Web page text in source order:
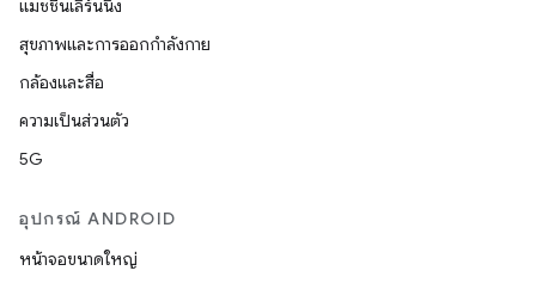
แมชชีนเลิร์นนิง
สุขภาพและการออกกำลังกาย
กล้องและสื่อ
ความเป็นส่วนตัว
5G
อุปกรณ์ ANDROID
หน้าจอขนาดใหญ่